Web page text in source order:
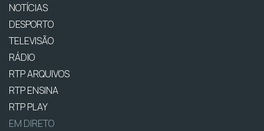
NOTÍCIAS
DESPORTO
TELEVISÃO
RÁDIO
RTP ARQUIVOS
RTP ENSINA
RTP PLAY
EM DIRETO